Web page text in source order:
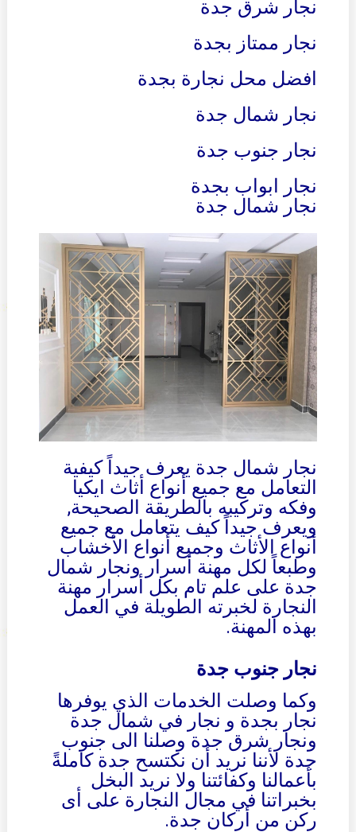
نجار شرق جدة
نجار ممتاز بجدة
افضل محل نجارة بجدة
نجار شمال جدة
نجار جنوب جدة
نجار ابواب بجدة
نجار شمال جدة
نجار شمال جدة يعرف جيداً كيفية
التعامل مع جميع أنواع أثاث ايكيا
وفكه وتركيبه بالطريقة الصحيحة,
ويعرف جيداً كيف يتعامل مع جميع
أنواع الأثاث وجميع أنواع الأخشاب
وطبعاً لكل مهنة أسرار ونجار شمال
جدة على علم تام بكل أسرار مهنة
النجارة لخبرته الطويلة في العمل
بهذه المهنة.
نجار جنوب جدة
وكما وصلت الخدمات الذي يوفرها
نجار بجدة و نجار في شمال جدة
ونجار شرق جدة وصلنا الى جنوب
جدة لأننا نريد أن نكتسح جدة كاملةً
بأعمالنا وكفائتنا ولا نريد البخل
بخبراتنا في مجال النجارة على أى
ركن من أركان جدة.